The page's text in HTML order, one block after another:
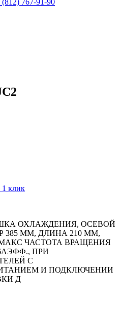
(812) 767-91-90
1 клик
ОХЛАЖДЕНИЯ, ОСЕВОЙ
385 ММ, ДЛИНА 210 ММ,
ЧАСТОТА ВРАЩЕНИЯ
ПРИ
С
И ПОДКЛЮЧЕНИИ
Д